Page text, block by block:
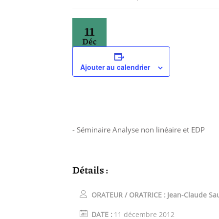
11
Déc
Ajouter au calendrier
- Séminaire Analyse non linéaire et EDP
Détails :
ORATEUR / ORATRICE : Jean-Claude
DATE : 11 décembre 2012